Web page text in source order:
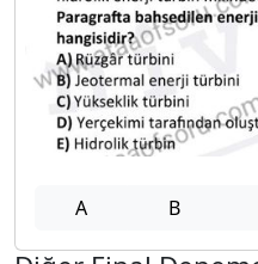
A B